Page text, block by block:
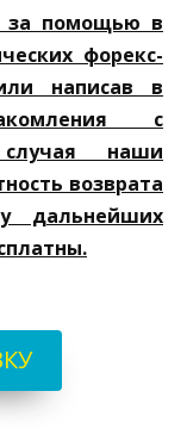
за помощью в
форекс-
написав в
с
случая наши
возврата
дальнейших